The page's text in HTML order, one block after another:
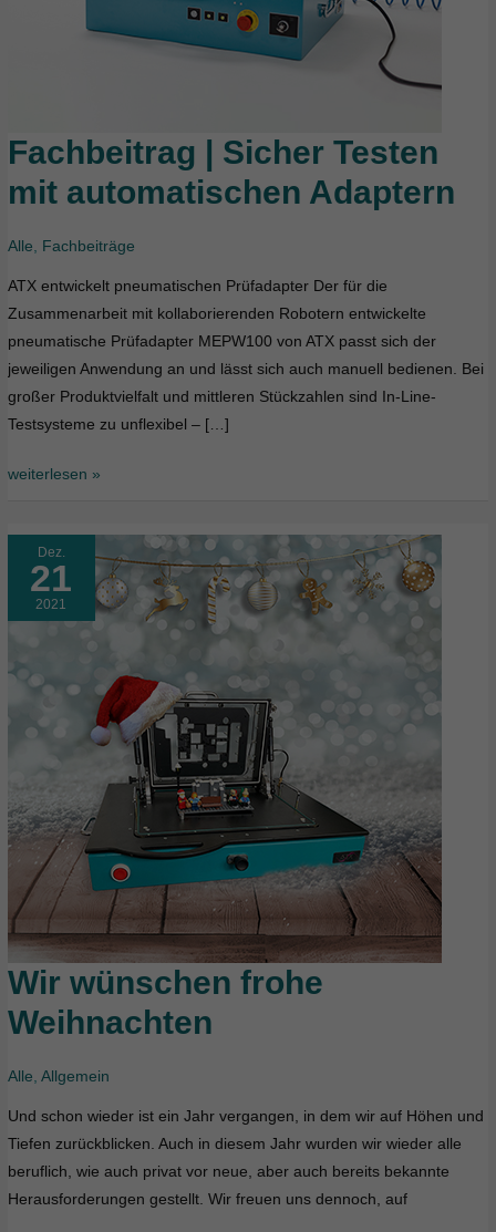
Fachbeitrag | Sicher Testen
mit automatischen Adaptern
Alle Fachbeiträge
ATX entwickelt pneumatischen Prüfadapter Der für die
Zusammenarbeit mit kollaborierenden Robotern entwickelte
pneumatische Prüfadapter MEPW100 von ATX passt sich der
jeweiligen Anwendung an und lässt sich auch manuell bedienen. Bei
großer Produktvielfalt und mittleren Stückzahlen sind In-Line-
Testsysteme zu unflexibel – […]
Fachbeitrag
Sicher
mit
automatischen
Adaptern
weiterlesen »
Dez.
21
2021
Wir wünschen frohe
Weihnachten
Alle ,Allgemein
Und schon wieder ist ein Jahr vergangen, in dem wir auf Höhen und
Tiefen zurückblicken. Auch in diesem Jahr wurden wir wieder alle
beruflich, wie auch privat vor neue, aber auch bereits bekannte
Herausforderungen gestellt. Wir freuen uns dennoch, auf
Wir
frohe